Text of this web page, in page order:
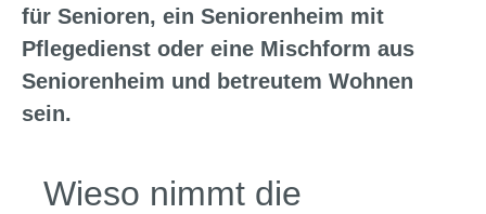
für Senioren, ein Seniorenheim mit
Pflegedienst oder eine Mischform aus
Seniorenheim und betreutem Wohnen
sein.
Wieso nimmt die